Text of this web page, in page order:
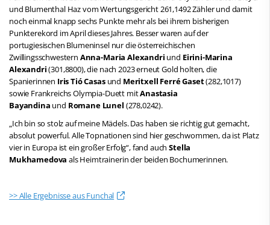
und Blumenthal Haz vom Wertungsgericht 261,1492 Zähler und damit
noch einmal knapp sechs Punkte mehr als bei ihrem bisherigen
Punkterekord im April dieses Jahres. Besser waren auf der
portugiesischen Blumeninsel nur die österreichischen
Zwillingsschwestern Anna-Maria Alexandri und Eirini-Marina
Alexandri(301,8800), die nach 2023 erneut Gold holten, die
Spanierinnen Iris Tió Casasund Meritxell Ferré Gaset(282,1017)
sowie Frankreichs Olympia-Duett mitAnastasia
Bayandina und Romane Lunel (278,0242).
„Ich bin so stolz auf meine Mädels. Das haben sie richtig gut gemacht,
absolut powerful. Alle Topnationen sind hier geschwommen, da ist Platz
vier in Europa ist ein großer Erfolg“, fand auchStella
Mukhamedova als Heimtrainerin der beiden Bochumerinnen.
>> Alle Ergebnisse aus Funchal